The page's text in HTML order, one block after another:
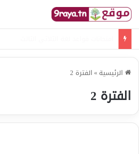
الرئيسية »الفترة 2
الفترة 2